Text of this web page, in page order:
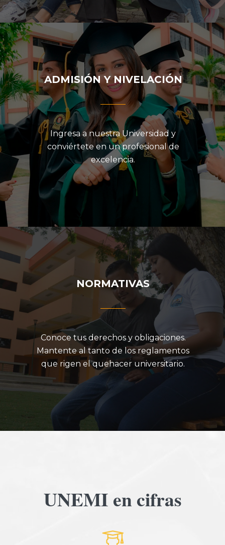
ADMISIÓN Y NIVELACIÓN
Ingresa a nuestra Universidad y
conviértete en un profesional de
excelencia.
NORMATIVAS
Conoce tus derechos y obligaciones.
Mantente al tanto de los reglamentos
que rigen el quehacer universitario.
UNEMI en cifras